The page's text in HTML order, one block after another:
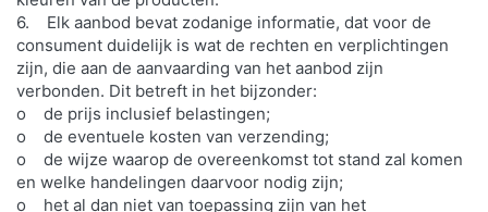
6. Elk aanbod bevat zodanige informatie, dat voor de
consument duidelijk is wat de rechten en verplichtingen
zijn, die aan de aanvaarding van het aanbod zijn
verbonden. Dit betreft in het bijzonder:
o de prijs inclusief belastingen;
o de eventuele kosten van verzending;
o de wijze waarop de overeenkomst tot stand zal komen
en welke handelingen daarvoor nodig zijn;
o het al dan niet van toepassing zijn van het